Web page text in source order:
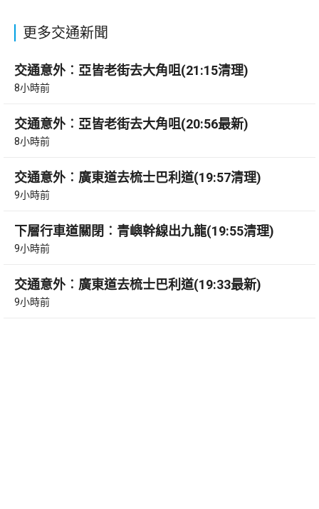
更多交通新聞
交通意外︰亞皆老街去大角咀(21:15清理)
8小時前
交通意外︰亞皆老街去大角咀(20:56最新)
8小時前
交通意外︰廣東道去梳士巴利道(19:57清理)
9小時前
下層行車道關閉︰青嶼幹線出九龍(19:55清理)
9小時前
交通意外︰廣東道去梳士巴利道(19:33最新)
9小時前